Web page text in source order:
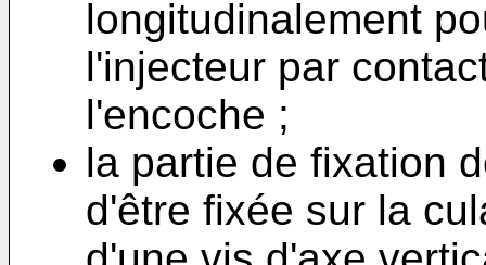
longitudinalement
l'injecteur par
l'encoche ;
la partie de fixation
d'être fixée sur la